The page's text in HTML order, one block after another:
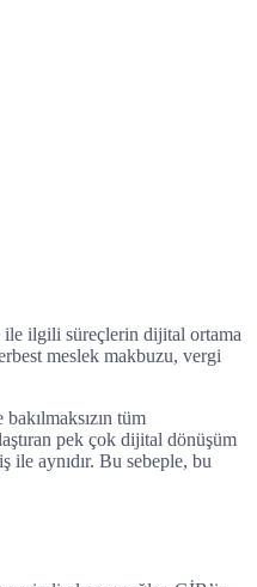
ile ilgili süreçlerin dijital ortama
meslek makbuzu, vergi
tüm
pek çok dijital dönüşüm
ile aynıdır. Bu sebeple, bu